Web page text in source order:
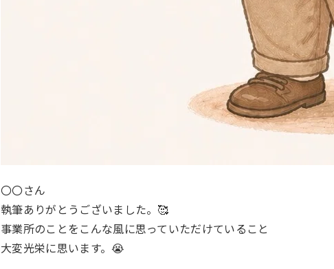
〇〇さん
執筆ありがとうございました。🥰
事業所のことをこんな風に思っていただけていること
大変光栄に思います。😭